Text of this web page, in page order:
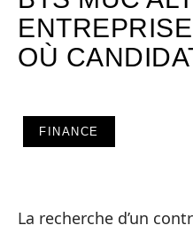
OÙ
FINANCE
La recherche d’un